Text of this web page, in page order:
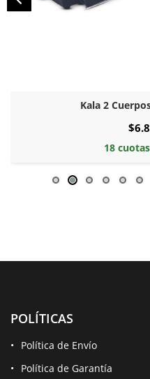
Kala 2
18
POLÍTICAS
Política de Envío
Política de Garantía